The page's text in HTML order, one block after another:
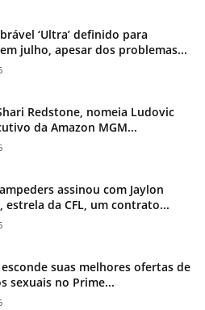
‘Ultra’ definido para
julho, apesar dos problemas...
Redstone, nomeia Ludovic
da Amazon MGM...
assinou com Jaylon
estrela da CFL, um contrato...
suas melhores ofertas de
sexuais no Prime...